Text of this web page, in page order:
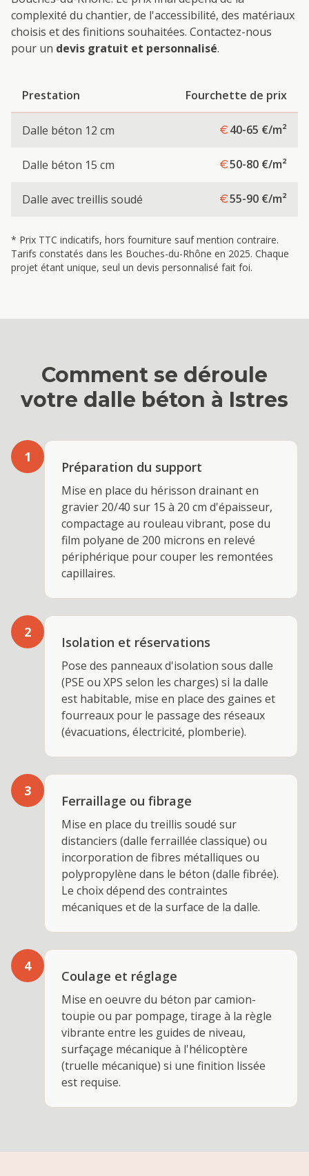
complexité du chantier, de l'accessibilité, des matériaux
choisis et des finitions souhaitées. Contactez-nous
pour un devis gratuit et personnalisé.
Prestation Fourchette de prix
Dalle béton 12 cm 40-65 €/m²
Dalle béton 15 cm 50-80 €/m²
Dalle avec treillis soudé 55-90 €/m²
* Prix TTC indicatifs, hors fourniture sauf mention contraire.
Tarifs constatés dans les Bouches-du-Rhône en 2025. Chaque
projet étant unique, seul un devis personnalisé fait foi.
Comment se déroule
votre dalle béton à Istres
1
Préparation du support
Mise en place du hérisson drainant en
gravier 20/40 sur 15 à 20 cm d'épaisseur,
compactage au rouleau vibrant, pose du
film polyane de 200 microns en relevé
périphérique pour couper les remontées
capillaires.
2
Isolation et réservations
Pose des panneaux d'isolation sous dalle
(PSE ou XPS selon les charges) si la dalle
est habitable, mise en place des gaines et
fourreaux pour le passage des réseaux
(évacuations, électricité, plomberie).
3
Ferraillage ou fibrage
Mise en place du treillis soudé sur
distanciers (dalle ferraillée classique) ou
incorporation de fibres métalliques ou
polypropylène dans le béton (dalle fibrée).
Le choix dépend des contraintes
mécaniques et de la surface de la dalle.
4
Coulage et réglage
Mise en oeuvre du béton par camion-
toupie ou par pompage, tirage à la règle
vibrante entre les guides de niveau,
surfaçage mécanique à l'hélicoptère
(truelle mécanique) si une finition lissée
est requise.